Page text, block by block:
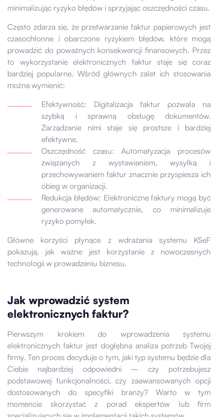
minimalizując ryzyko błędów i sprzyjając oszczędności czasu.
Często zdarza się, że przetwarzanie faktur papierowych jest
czasochłonne i obarczone ryzykiem błędów, które mogą
prowadzić do poważnych konsekwencji finansowych. Przez
to wykorzystanie elektronicznych faktur staje się coraz
bardziej popularne. Wśród głównych zalet ich stosowania
można wymienić:
Efektywność: Digitalizacja faktur pozwala na
szybką i sprawną obsługę dokumentów.
Zarządzanie nimi staje się prostsze i bardziej
efektywne.
Oszczędność czasu: Automatyzacja procesów
związanych z wystawianiem, wysyłką i
przechowywaniem faktur znacznie przyspiesza ich
obieg w organizacji.
Redukcja błędów: Elektroniczne faktury mogą być
generowane automatycznie, co minimalizuje
ryzyko pomyłek.
Główne korzyści płynące z wdrażania systemu KSeF
pokazują, jak ważne jest korzystanie z nowoczesnych
technologii w prowadzeniu biznesu.
Jak wprowadzić system
elektronicznych faktur?
Pierwszym krokiem do wprowadzenia systemu
elektronicznych faktur jest dogłębna analiza potrzeb Twojej
firmy. Ten proces decyduje o tym, jaki typ systemu będzie dla
Ciebie najbardziej odpowiedni – czy potrzebujesz
podstawowej funkcjonalności, czy zaawansowanych opcji
dostosowanych do specyfiki branży? Warto w tym
momencie skorzystać z porad ekspertów lub firm